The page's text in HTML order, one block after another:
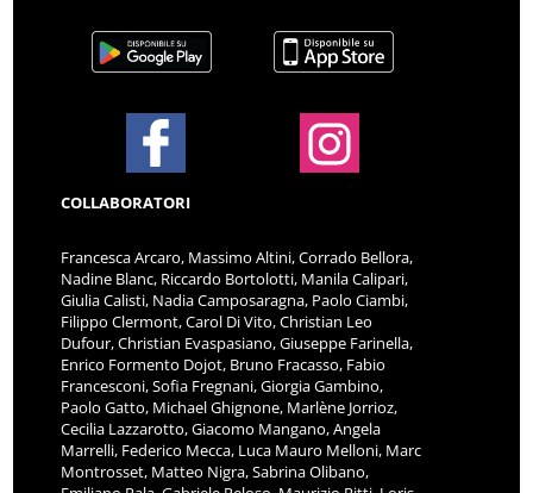
COLLABORATORI
Francesca Arcaro, Massimo Altini, Corrado Bellora,
Nadine Blanc, Riccardo Bortolotti, Manila Calipari,
Giulia Calisti, Nadia Camposaragna, Paolo Ciambi,
Filippo Clermont, Carol Di Vito, Christian Leo
Dufour, Christian Evaspasiano, Giuseppe Farinella,
Enrico Formento Dojot, Bruno Fracasso, Fabio
Francesconi, Sofia Fregnani, Giorgia Gambino,
Paolo Gatto, Michael Ghignone, Marlène Jorrioz,
Cecilia Lazzarotto, Giacomo Mangano, Angela
Marrelli, Federico Mecca, Luca Mauro Melloni, Marc
Montrosset, Matteo Nigra, Sabrina Olibano,